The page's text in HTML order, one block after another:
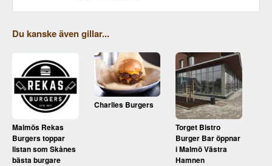
Du kanske även gillar...
Malmös Rekas
Burgers toppar
listan som Skånes
bästa burgare
Charlies Burgers
Torget Bistro
Burger Bar öppnar
i Malmö Västra
Hamnen